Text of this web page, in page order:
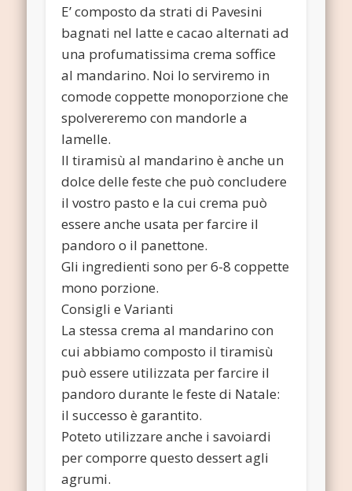
E’ composto da strati di Pavesini
bagnati nel latte e cacao alternati ad
una profumatissima crema soffice
al mandarino. Noi lo serviremo in
comode coppette monoporzione che
spolvereremo con mandorle a
lamelle.
Il tiramisù al mandarino è anche un
dolce delle feste che può concludere
il vostro pasto e la cui crema può
essere anche usata per farcire il
pandoro o il panettone.
Gli ingredienti sono per 6-8 coppette
mono porzione.
Consigli e Varianti
La stessa crema al mandarino con
cui abbiamo composto il tiramisù
può essere utilizzata per farcire il
pandoro durante le feste di Natale:
il successo è garantito.
Poteto utilizzare anche i savoiardi
per comporre questo dessert agli
agrumi.